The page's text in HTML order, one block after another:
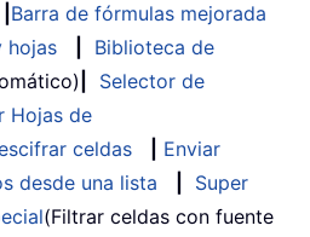
Barra de fórmulas mejorada
hojas
Biblioteca de
Selector de
Hojas de
celdas
Enviar
desde una lista
Super
(Filtrar celdas con fuente